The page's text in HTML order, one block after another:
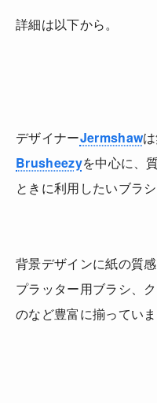
詳細は以下から。
デザイナーJermshaw
Brusheezyを中心に、
ときに利用したいブラ
背景デザインに紙の質
プラッター用ブラシ、
のなど豊富に揃っていま